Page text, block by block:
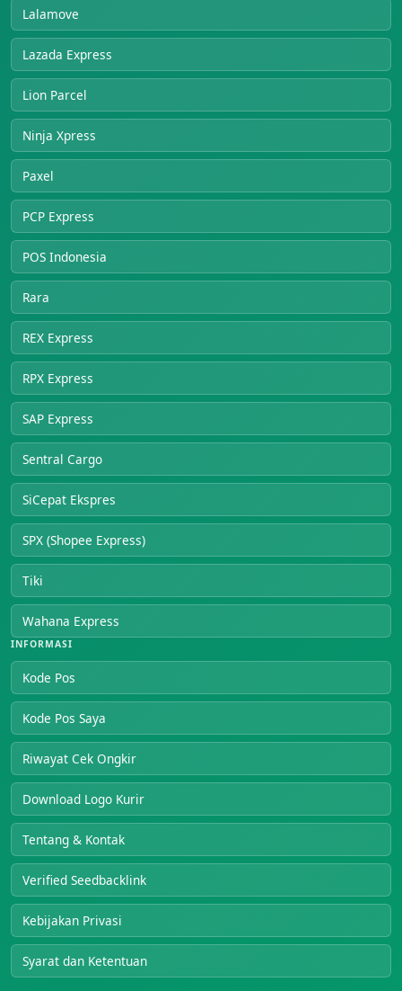
Lalamove
Lazada Express
Lion Parcel
Ninja Xpress
Paxel
PCP Express
POS Indonesia
Rara
REX Express
RPX Express
SAP Express
Sentral Cargo
SiCepat Ekspres
SPX (Shopee Express)
Tiki
Wahana Express
INFORMASI
Kode Pos
Kode Pos Saya
Riwayat Cek Ongkir
Download Logo Kurir
Tentang & Kontak
Verified Seedbacklink
Kebijakan Privasi
Syarat dan Ketentuan